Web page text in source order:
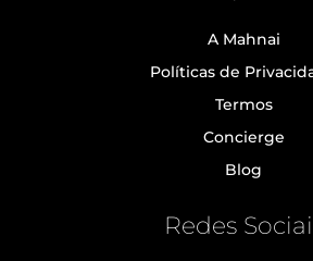
A Mahnai
Políticas de
Termos
Concierge
Blog
Redes